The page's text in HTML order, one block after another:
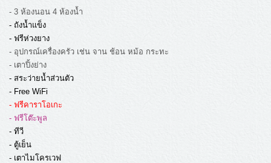
- 3 ห้องนอน 4 ห้องน้ำ
- ถังน้ำแข็ง
- ฟรีห่วงยาง
- อุปกรณ์เครื่องครัว เช่น จาน ช้อน หม้อ กระทะ
- เตาปิ้งย่าง
- สระว่ายน้ำส่วนตัว
- Free WiFi
- ฟรีคาราโอเกะ
- ฟรีโต๊ะพูล
- ทีวี
- ตู้เย็น
- เตาไมโครเวฟ